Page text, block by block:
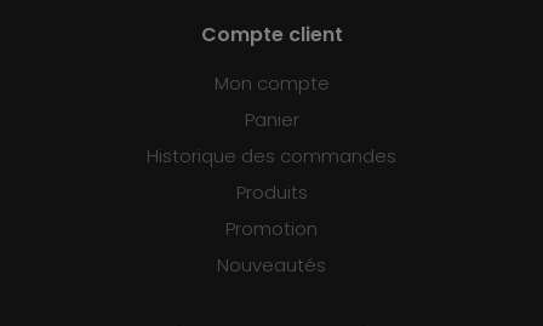
Compte client
Mon compte
Panier
Historique des commandes
Produits
Promotion
Nouveautés